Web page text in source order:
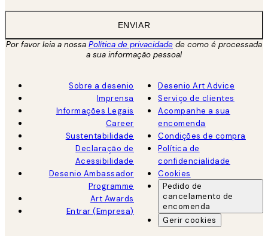
ENVIAR
Por favor leia a nossa Política de privacidade de como é processada
a sua informação pessoal
Sobre a desenio
Imprensa
Informações Legais
Career
Sustentabilidade
Declaração de
Acessibilidade
Desenio Ambassador
Programme
Art Awards
Entrar (Empresa)
Desenio Art Advice
Serviço de clientes
Acompanhe a sua
encomenda
Condições de compra
Política de
confidencialidade
Cookies
Pedido de
cancelamento de
encomenda
Gerir cookies